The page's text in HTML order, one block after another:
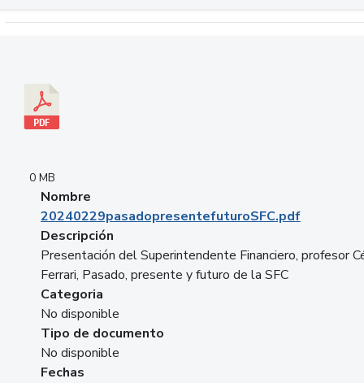
0 MB
Nombre
20240229pasadopresentefuturoSFC.pdf
Descripción
Presentación del Superintendente Financiero, profesor
Ferrari, Pasado, presente y futuro de la SFC
Categoria
No disponible
Tipo de documento
No disponible
Fechas